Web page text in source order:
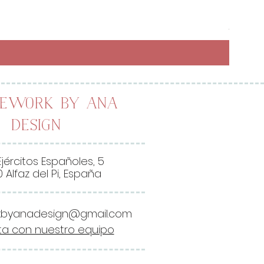
26,00
2
,
0
by Ana
Design
Españoles, 5
Alfaz del Pi, España
con nuestro equipo